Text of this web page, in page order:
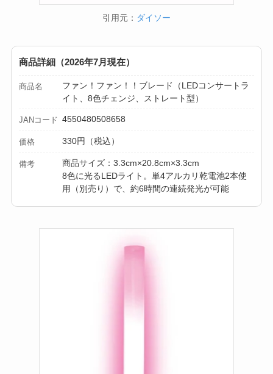
【100均】ダイソー/
すめ通販も紹介！
買える？人気アイテ
ムと選び方のコツを
【100均】ダイソー/
セリア等でカトラリ
引用元： ダイソー
商品詳細（2026年7月現在）
商品名
ファン！ファン！！ブレード（LEDコンサートラ
イト、8色チェンジ、ストレート型）
JANコード 4550480508658
価格 330円（税込）
備考
商品サイズ：3.3cm×20.8cm×3.3cm
8色に光るLEDライト。単4アルカリ乾電池2本使
用（別売り）で、約6時間の連続発光が可能